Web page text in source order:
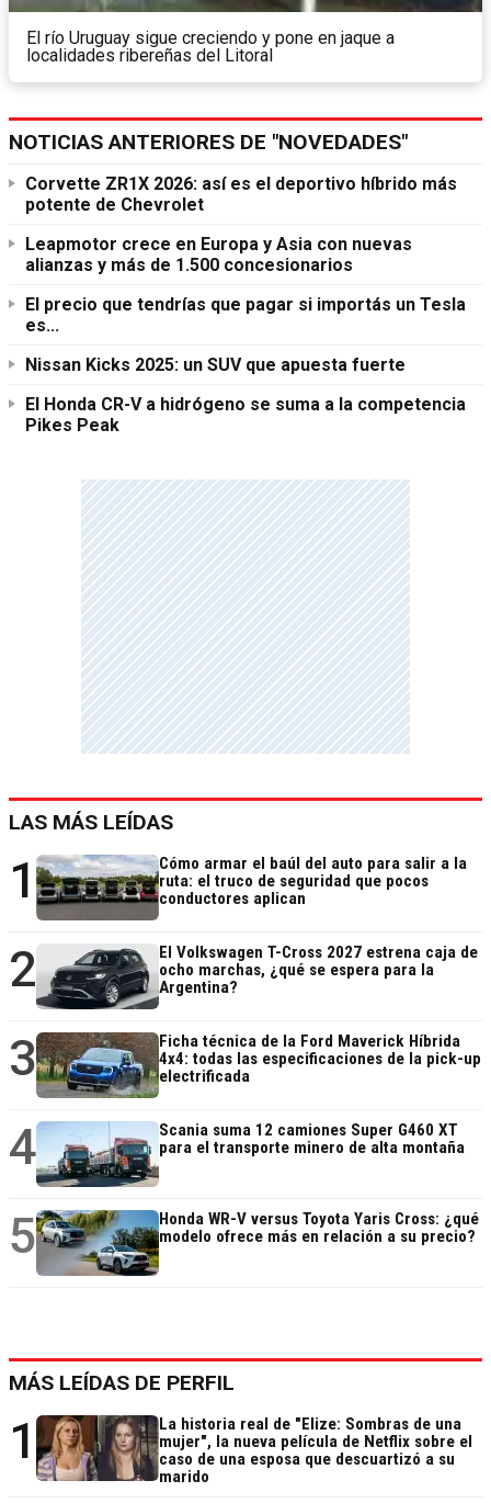
El río Uruguay sigue creciendo y pone en jaque a
localidades ribereñas del Litoral
NOTICIAS ANTERIORES DE "NOVEDADES"
Corvette ZR1X 2026: así es el deportivo híbrido más
potente de Chevrolet
Leapmotor crece en Europa y Asia con nuevas
alianzas y más de 1.500 concesionarios
El precio que tendrías que pagar si importás un Tesla
es...
Nissan Kicks 2025: un SUV que apuesta fuerte
El Honda CR-V a hidrógeno se suma a la competencia
Pikes Peak
LAS MÁS LEÍDAS
1
Cómo armar el baúl del auto para salir a la
ruta: el truco de seguridad que pocos
conductores aplican
2
El Volkswagen T-Cross 2027 estrena caja de
ocho marchas, ¿qué se espera para la
Argentina?
3
Ficha técnica de la Ford Maverick Híbrida
4x4: todas las especificaciones de la pick-up
electrificada
4
Scania suma 12 camiones Super G460 XT
para el transporte minero de alta montaña
5
Honda WR-V versus Toyota Yaris Cross: ¿qué
modelo ofrece más en relación a su precio?
MÁS LEÍDAS DE PERFIL
1
La historia real de "Elize: Sombras de una
mujer", la nueva película de Netflix sobre el
caso de una esposa que descuartizó a su
marido